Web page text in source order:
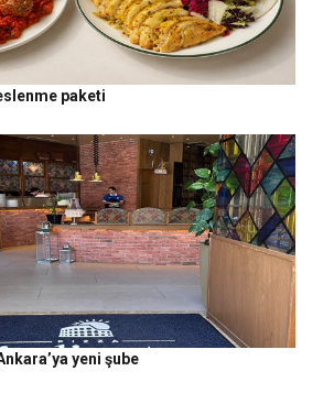
paketi
yeni şube